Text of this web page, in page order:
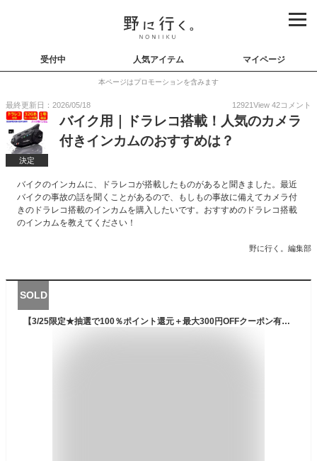
受付中 人気アイテム マイページ
本ページはプロモーションを含みます
最終更新日：2026/05/18 12921View 42コメント
決定
バイク用｜ドラレコ搭載！人気のカメラ
付きインカムのおすすめは？
バイクのインカムに、ドラレコが搭載したものがあると聞きました。最近
バイクの事故の話を聞くことがあるので、もしもの事故に備えてカメラ付
きのドラレコ搭載のインカムを購入したいです。おすすめのドラレコ搭載
のインカムを教えてください！
野に行く。編集部
SOLD
【3/25限定★抽選で100％ポイント還元＋最大300円OFFクーポン有】あす楽 Maxto:ドライブレコーダー付きバイク用インカム M3 バイク ドライブレコーダー インカム Bluetooth モトブログ アクションカム マイク カメラマンウント